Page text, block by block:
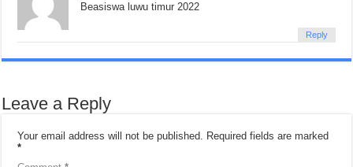
Beasiswa luwu timur 2022
Reply
Leave a Reply
Your email address will not be published. Required fields are marked
*